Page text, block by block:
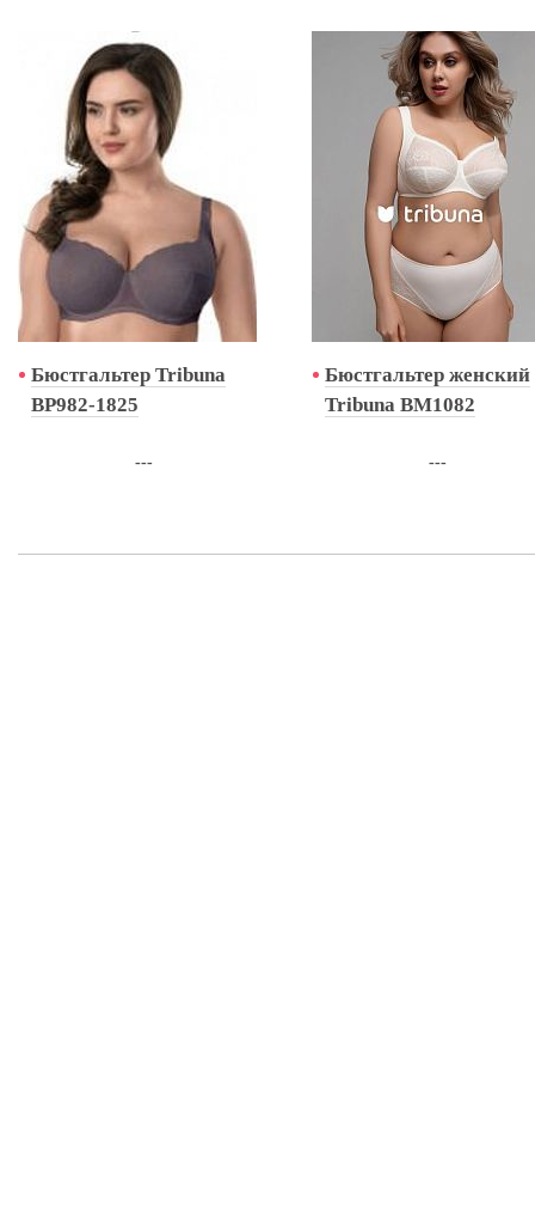
Бюстгальтер Tribuna
BP982-1825
---
Бюстгальтер женский
Tribuna BM1082
---